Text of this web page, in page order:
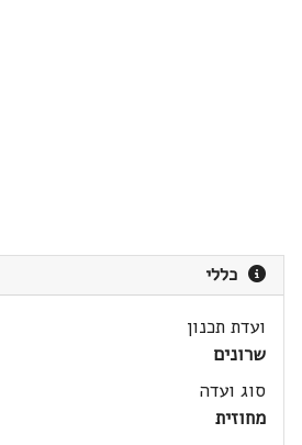
כללי
ועדת תכנון
שרונים
סוג ועדה
מחוזית